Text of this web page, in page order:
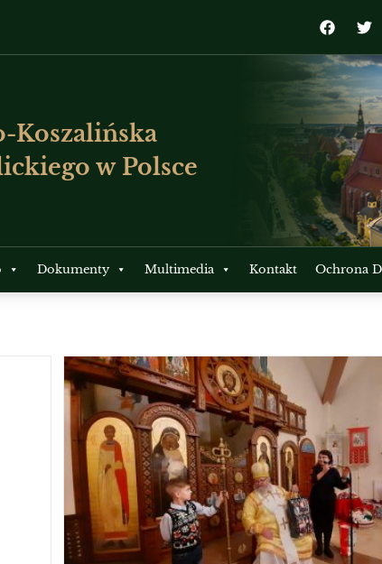
Koszalińska
w Polsce
Dokumenty Multimedia Kontakt Ochrona